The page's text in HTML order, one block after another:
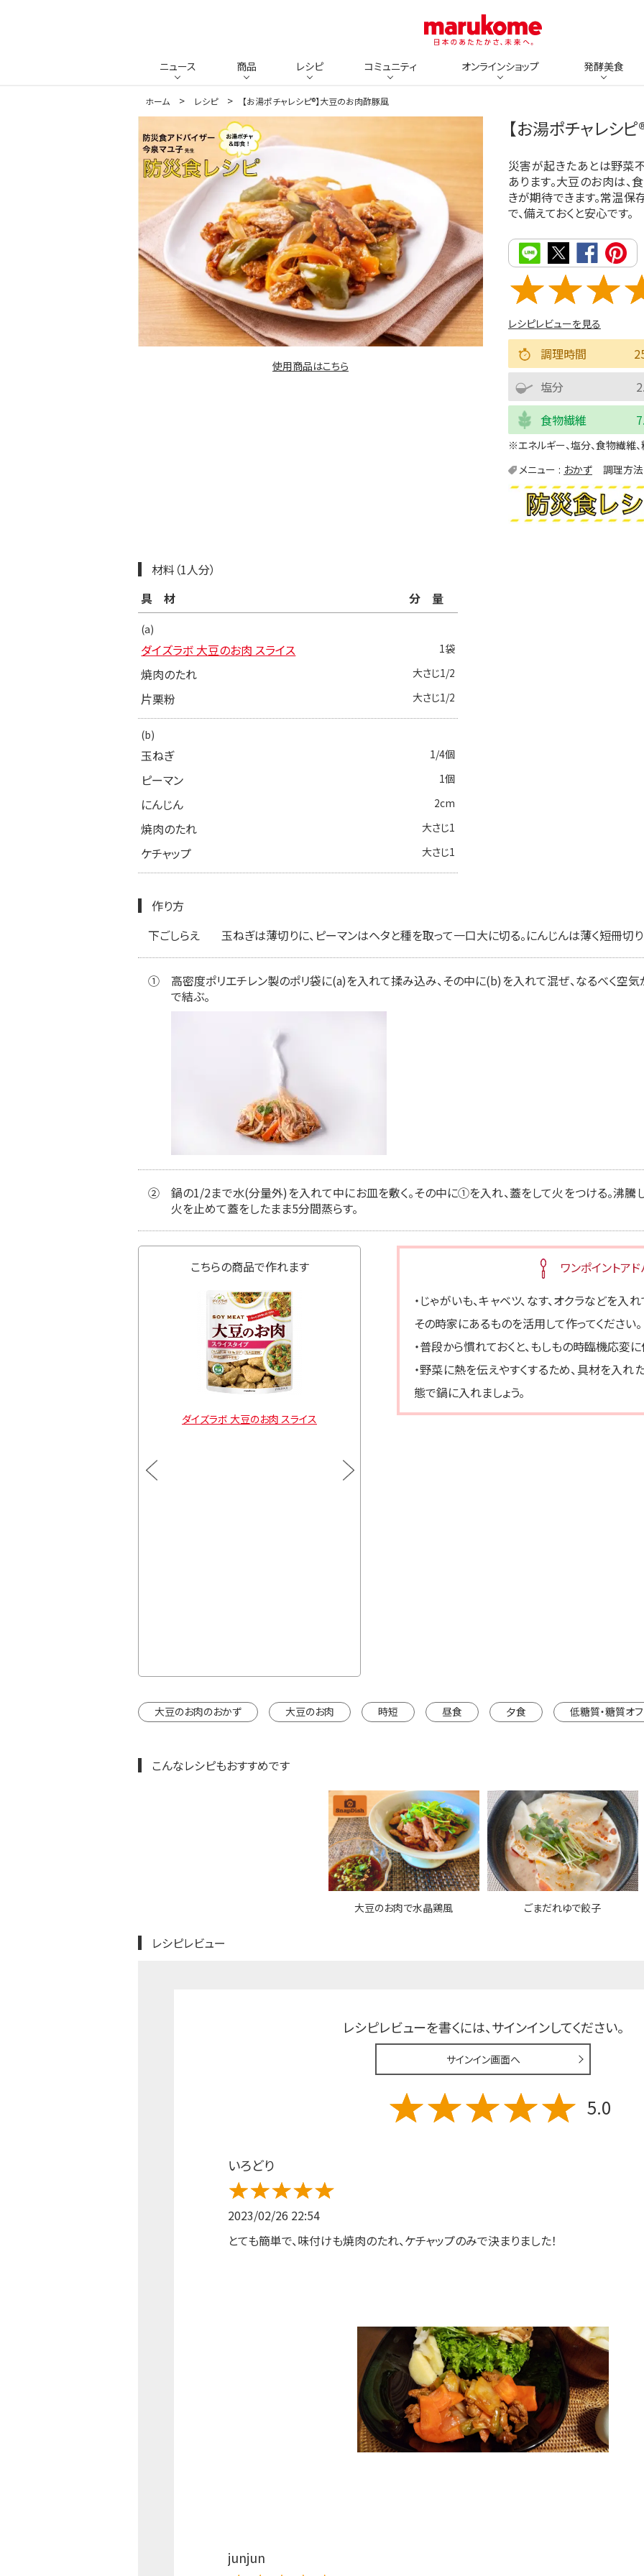
ニュース 商品 レシピ コミュニティ オンラインショップ 発酵美食
ホーム レシピ 【お湯ポチャレシピ®】大豆のお肉酢豚風
使用商品はこちら
【お湯ポチャレシ
災害が起きたあとは野菜
あります。大豆のお肉は、
きが期待できます。常温保
で、備えておくと安心です。
レシピレビューを見る
調理時間
塩分
食物繊維
※エネルギー、塩分、食物繊維
メニュー
おかず 調理方法
材料（1人分）
具材
分量
(a)
ダイズラボ 大豆のお肉 スライス 1袋
焼肉のたれ 大さじ1/2
片栗粉 大さじ1/2
(b)
玉ねぎ 1/4個
ピーマン 1個
にんじん 2cm
焼肉のたれ 大さじ1
ケチャップ 大さじ1
作り方
下ごしらえ
玉ねぎは薄切りに、ピーマンはヘタと種を取って一口大に切る。にんじんは薄く短冊切り
①
高密度ポリエチレン製のポリ袋に(a)を入れて揉み込み、その中に(b)を入れて混ぜ、なるべく空気
で結ぶ。
②
鍋の1/2まで水(分量外)を入れて中にお皿を敷く。その中に①を入れ、蓋をして火をつける。沸騰
火を止めて蓋をしたまま5分間蒸らす。
ワンポイントア
・じゃがいも、キャベツ、なす、オクラなどを
その時家にあるものを活用して作ってください。
・普段から慣れておくと、もしもの時臨機応変
・野菜に熱を伝えやすくするため、具材を入
態で鍋に入れましょう。
こちらの商品で作れます
ダイズラボ 大豆のお肉 スライス
ダイズラボ 大豆のお肉スライス レトル
ダ
大豆のお肉のおかず 大豆のお肉 時短 昼食 夕食 低糖質・糖質オフ
こんなレシピもおすすめです
大豆のお肉で水晶鶏風 ごまだれゆで餃子
レシピレビュー
レシピレビューを書くには、サインインしてください。
サインイン画面へ
5.0
いろどり
2023/02/26 22:54
とても簡単で、味付けも焼肉のたれ、ケチャップのみで決まりました！
junjun